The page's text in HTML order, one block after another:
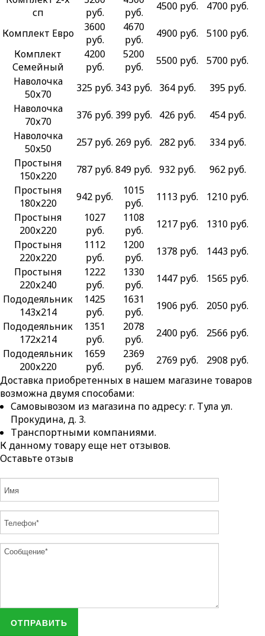
сп
руб.
руб.
4500 руб. 4700 руб.
Комплект Евро
3600
руб.
4670
руб.
4900 руб.
5100 руб.
Комплект
Семейный
4200
руб.
5200
руб.
5500 руб.
5700 руб.
Наволочка
50х70
325 руб. 343 руб. 364 руб.
395 руб.
Наволочка
70х70
376 руб. 399 руб. 426 руб.
454 руб.
Наволочка
50х50
257 руб. 269 руб. 282 руб.
334 руб.
Простыня
150х220
787 руб. 849 руб. 932 руб.
962 руб.
Простыня
180х220
942 руб.
1015
руб.
1113 руб.
1210 руб.
Простыня
200х220
1027
руб.
1108
руб.
1217 руб.
1310 руб.
Простыня
220х220
1112
руб.
1200
руб.
1378 руб.
1443 руб.
Простыня
220х240
1222
руб.
1330
руб.
1447 руб.
1565 руб.
Пододеяльник
143х214
1425
руб.
1631
руб.
1906 руб.
2050 руб.
Пододеяльник
172х214
1351
руб.
2078
руб.
2400 руб.
2566 руб.
Пододеяльник
200х220
1659
руб.
2369
руб.
2769 руб.
2908 руб.
Доставка приобретенных в нашем магазине товаров
возможна двумя способами:
Самовывозом из магазина по адресу: г. Тула ул.
Прокудина, д. 3.
Транспортными компаниями.
К данному товару еще нет отзывов.
Оставьте отзыв
ОТПРАВИТЬ